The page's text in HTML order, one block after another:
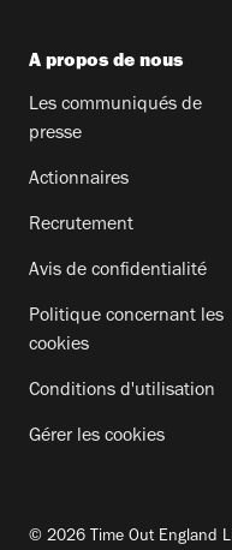
A propos de nous
Les communiqués de
presse
Actionnaires
Recrutement
Avis de confidentialité
Politique concernant les
cookies
Conditions d'utilisation
Gérer les cookies
© 2026 Time Out England